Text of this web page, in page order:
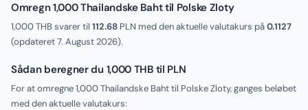
Omregn 1,000 Thailandske Baht til Polske Zloty
1,000 THB svarer til 112.68 PLN med den aktuelle valutakurs på0.1127
(opdateret7. August 2026).
Sådan beregner du 1,000 THB til PLN
For at omregne 1,000 Thailandske Baht til Polske Zloty, ganges beløbet
med den aktuelle valutakurs: